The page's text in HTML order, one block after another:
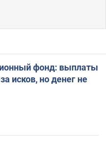
фонд: выплаты
исков, но денег не